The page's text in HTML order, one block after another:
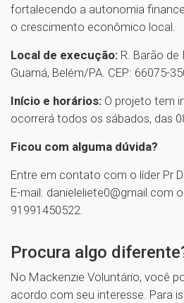
fortalecendo a autonomia
o crescimento econômico local.
Local de execução: R. Barão de
Guamá, Belém/PA. CEP: 66075-
Início e horários: O projeto tem
ocorrerá todos os sábados, das
Ficou com alguma dúvida?
Entre em contato com o líder Pr
E-mail: danieleliete0@gmail.com
91991450522.
Procura algo
No Mackenzie Voluntário, você
acordo com seu interesse. Para